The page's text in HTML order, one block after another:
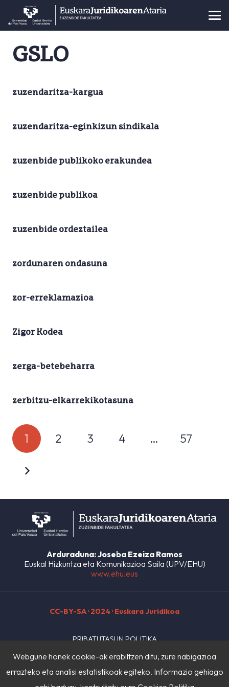
GSLO
zuzendaritza-kargua
zuzendaritza-eginkizun sindikala
zuzenbide publikoko erakundea
zuzenbide publikoa
zuzenbide ordeztailea
zordunaren ondasuna
zor-erreklamazioa
Zigor Kodea
zerga-betebeharra
zerbitzu-elkarrekikotasuna
1 2 3 4 … 57
Arduraduna: Joseba Ezeiza Ramos
Euskal Hizkuntza eta Komunikazioa Saila (UPV/EHU)
www.ehu.eus
CC-BY-SA· 2024 · Euskara Juridikoa
PRIBATUTASUN POLITIKA
Webgune honek cookie-ak erabiltzen ditu, zure nabigazioa
errazteko eta analisi estatistikoak egiteko. Informazio gehiago